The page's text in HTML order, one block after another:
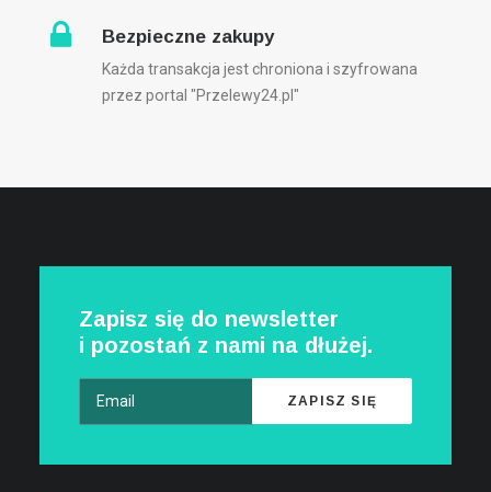
Bezpieczne zakupy
Każda transakcja jest chroniona i szyfrowana
przez portal "Przelewy24.pl"
Zapisz się do newsletter
i pozostań z nami na dłużej.